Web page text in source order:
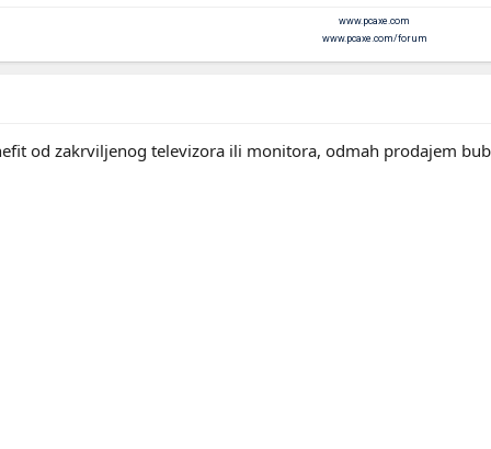
www.pcaxe.com
www.pcaxe.com/forum
od zakrviljenog televizora ili monitora, odmah prodajem